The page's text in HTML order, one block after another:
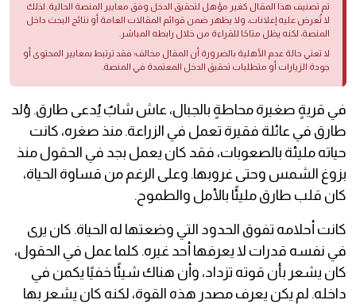
تم تصنيف هذا المقال كغير مؤهل لتحقيق الدخل وفق معايير المنصة الحالية. لذلك
لا تُعرض عليه إعلانات، ولا يظهر ضمن قوائم المقالات العامة أو نتائج البحث داخل
المنصة، لكنه يظل متاحًا للقراءة من خلال رابطه المباشر.
لا تعني حالة عدم الأهلية بالضرورة أن المقال مخالف؛ فقد ترتبط بمعايير المحتوى أو
جودة الزيارات أو متطلبات تحقيق الدخل المعتمدة في المنصة.
في قريةٍ صغيرة محاطةٍ بالجبال، عاش شابٌ يُدعى طارق. وُلد
طارق في عائلة فقيرة تعمل في الزراعة. منذ صغره، كانت
حياته مليئة بالصعوبات، فقد كان يعمل بجد في الحقول منذ
بزوغ الشمس وحتى غروبها. وعلى الرغم من قساوة الحياة،
كان قلب طارق مليئًا بالأمل والطموح.
كانت أحلامه تفوق الحدود التي وضعتها له الحياة. كان يرى
في نفسه قدرات لا يعرفها أحد غيره. كلما عمل في الحقول،
كان يشعر بأن قوته تزداد، وأن هناك شيئًا خفيًا يكمن في
داخله. لم يكن يعرف مصدر هذه القوة، لكنه كان يشعر بها